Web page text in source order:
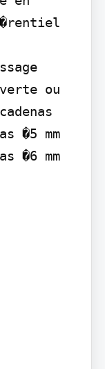
ou
�5 mm
�6 mm